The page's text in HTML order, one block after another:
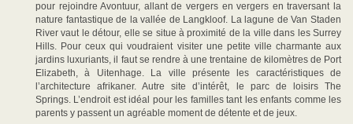
pour rejoindre Avontuur, allant de vergers en vergers en traversant la
nature fantastique de la vallée de Langkloof. La lagune de Van Staden
River vaut le détour, elle se situe à proximité de la ville dans les Surrey
Hills. Pour ceux qui voudraient visiter une petite ville charmante aux
jardins luxuriants, il faut se rendre à une trentaine de kilomètres de Port
Elizabeth, à Uitenhage. La ville présente les caractéristiques de
l’architecture afrikaner. Autre site d’intérêt, le parc de loisirs The
Springs. L’endroit est idéal pour les familles tant les enfants comme les
parents y passent un agréable moment de détente et de jeux.